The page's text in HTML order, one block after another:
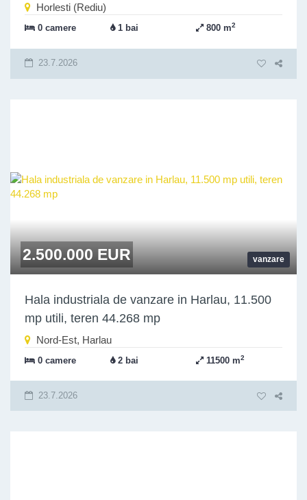
Horlesti (Rediu)
0 camere 1 bai 800 m2
23.7.2026
vanzare
2.500.000 EUR
Hala industriala de vanzare in Harlau, 11.500
mp utili, teren 44.268 mp
Nord-Est, Harlau
0 camere 2 bai 11500 m2
23.7.2026